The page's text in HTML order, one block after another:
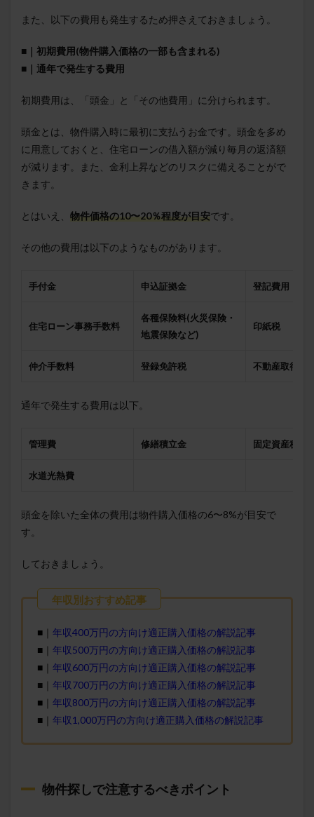
また、以下の費用も発生するため押さえておきましょう。
■｜初期費用(物件購入価格の一部も含まれる)
■｜通年で発生する費用
初期費用は、「頭金」と「その他費用」に分けられます。
頭金とは、物件購入時に最初に支払うお金です。頭金を多め
に用意しておくと、住宅ローンの借入額が減り毎月の返済額
が減ります。また、金利上昇などのリスクに備えることがで
きます。
とはいえ、 物件価格の10〜20％程度が目安です。
その他の費用は以下のようなものがあります。
手付金 申込証拠金 登記費用
住宅ローン事務手数料
各種保険料(火災保険・
地震保険など)
印紙税
仲介手数料 登録免許税 不動産取得税
通年で発生する費用は以下。
管理費 修繕積立金 固定資産税
水道光熱費
頭金を除いた全体の費用は物件購入価格の6〜8%が目安で
す。
しておきましょう。
■｜ 年収400万円の方向け適正購入価格の解説記事
■｜ 年収500万円の方向け適正購入価格の解説記事
■｜ 年収600万円の方向け適正購入価格の解説記事
■｜ 年収700万円の方向け適正購入価格の解説記事
■｜ 年収800万円の方向け適正購入価格の解説記事
■｜ 年収1,000万円の方向け適正購入価格の解説記事
物件探しで注意するべきポイント